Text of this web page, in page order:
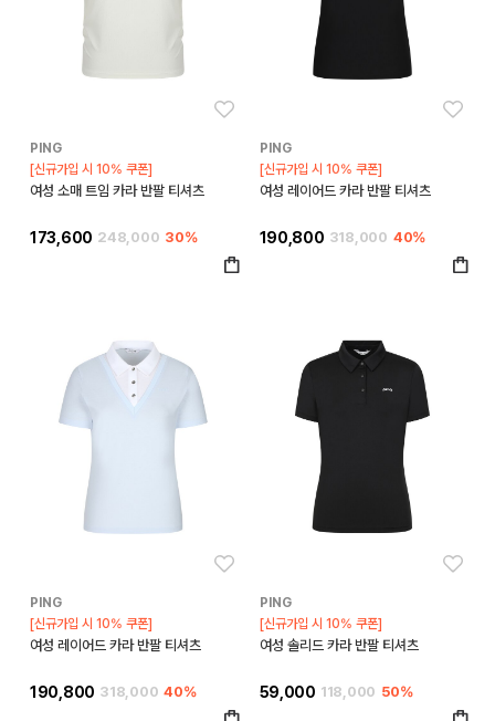
PING
[신규가입 시 10% 쿠폰]
여성 소매 트임 카라 반팔 티셔츠
173,600 248,000 30%
PING
[신규가입 시 10% 쿠폰]
여성 레이어드 카라 반팔 티셔츠
190,800 318,000 40%
PING
[신규가입 시 10% 쿠폰]
여성 레이어드 카라 반팔 티셔츠
190,800 318,000 40%
PING
[신규가입 시 10% 쿠폰]
여성 솔리드 카라 반팔 티셔츠
59,000 118,000 50%